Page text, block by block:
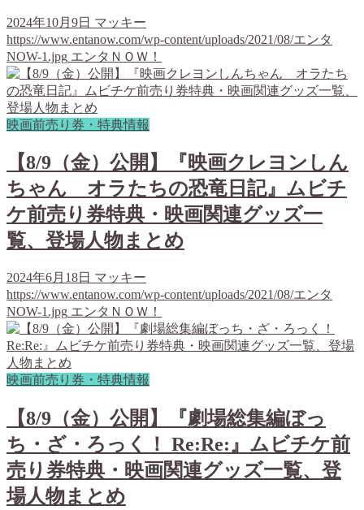
2024年10月9日 マッキー
https://www.entanow.com/wp-content/uploads/2021/08/エンタ
NOW-1.jpg エンタＮＯＷ！
映画前売り券・特典情報
【8/9（金）公開】『映画クレヨンしん
ちゃん オラたちの恐竜日記』ムビチ
ケ前売り券特典・映画関連グッズ一
覧、登場人物まとめ
2024年6月18日 マッキー
https://www.entanow.com/wp-content/uploads/2021/08/エンタ
NOW-1.jpg エンタＮＯＷ！
映画前売り券・特典情報
【8/9（金）公開】『劇場総集編ぼっ
ち・ざ・ろっく！ Re:Re:』ムビチケ前
売り券特典・映画関連グッズ一覧、登
場人物まとめ